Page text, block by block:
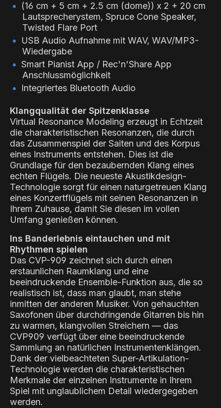
(16 cm + 5 cm + 2.5 cm (dome)) x 2 + 20 cm
Lautsprecherystem, Spruce Cone Speaker,
Twisted Flare Port
USB Audio Aufnahme mit WAV, WAV/MP3-
Wiedergabe
Smart Pianist App / Rec'n'Share App
Anschlussmöglichkeit
Integriertes Bluetooth Audio
Klangqualität der Spitzenklasse
Virtual Resonance Modeling erzeugt in Echtzeit
die charakteristischen Resonanzen, die durch
das Zusammenspiel der Saiten und des Korpus
eines Instruments entstehen. Dies ist die
Grundlage für den bezaubernden Klang eines
echten Flügels. Die neueste Akustikdesign-
Technologie sorgt für einen naturgetreuen Klang
eines Konzertflügels mit seinen Resonanzen in
Ihrem Zuhause, damit Sie diesen im vollen
Umfang genießen können.
Ins Banderlebnis eintauchen und mit
Rhythmen spielen
Das CVP-909 zeichnet sich durch einen
erstaunlichen Raumklang und eine
beeindruckende Ensemble-Funktion aus, die so
realistisch ist, dass man glaubt, man stehe
inmitten der anderen Musiker. Von gehauchten
Saxofonen über durchdringende Gitarren bis hin
zu warmen, klangvollen Streichern — das
CVP909 verfügt über eine beeindruckende
Sammlung an natürlichen Instrumentenklängen.
Dank der vielbeachteten Super-Artikulation-
Technologie werden die charakteristischen
Merkmale der einzelnen Instrumente in Ihrem
Spiel mit unglaublichem Detail wiedergegeben
werden.